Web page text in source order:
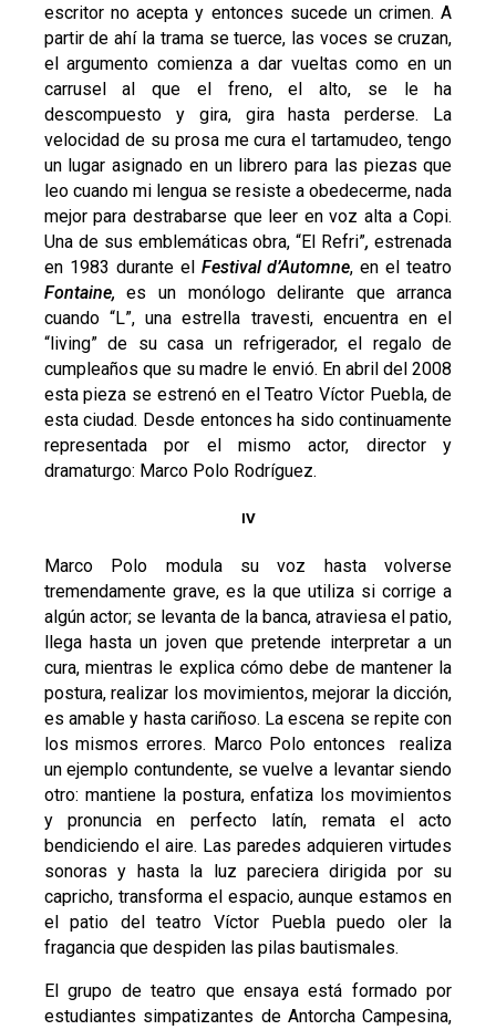
escritor no acepta y entonces sucede un crimen. A
partir de ahí la trama se tuerce, las voces se cruzan,
el argumento comienza a dar vueltas como en un
carrusel al que el freno, el alto, se le ha
descompuesto y gira, gira hasta perderse. La
velocidad de su prosa me cura el tartamudeo, tengo
un lugar asignado en un librero para las piezas que
leo cuando mi lengua se resiste a obedecerme, nada
mejor para destrabarse que leer en voz alta a Copi.
Una de sus emblemáticas obra, “El Refri”, estrenada
en 1983 durante el Festival d’Automne, en el teatro
Fontaine,es un monólogo delirante que arranca
cuando “L”, una estrella travesti, encuentra en el
“living” de su casa un refrigerador, el regalo de
cumpleaños que su madre le envió. En abril del 2008
esta pieza se estrenó en el Teatro Víctor Puebla, de
esta ciudad. Desde entonces ha sido continuamente
representada por el mismo actor, director y
dramaturgo: Marco Polo Rodríguez.
IV
Marco Polo modula su voz hasta volverse
tremendamente grave, es la que utiliza si corrige a
algún actor; se levanta de la banca, atraviesa el patio,
llega hasta un joven que pretende interpretar a un
cura, mientras le explica cómo debe de mantener la
postura, realizar los movimientos, mejorar la dicción,
es amable y hasta cariñoso. La escena se repite con
los mismos errores. Marco Polo entonces realiza
un ejemplo contundente, se vuelve a levantar siendo
otro: mantiene la postura, enfatiza los movimientos
y pronuncia en perfecto latín, remata el acto
bendiciendo el aire. Las paredes adquieren virtudes
sonoras y hasta la luz pareciera dirigida por su
capricho, transforma el espacio, aunque estamos en
el patio del teatro Víctor Puebla puedo oler la
fragancia que despiden las pilas bautismales.
El grupo de teatro que ensaya está formado por
estudiantes simpatizantes de Antorcha Campesina,